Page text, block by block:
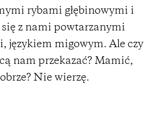
rybami głębinowymi i
z nami powtarzanymi
językiem migowym. Ale czy
nam przekazać? Mamić,
Nie wierzę.